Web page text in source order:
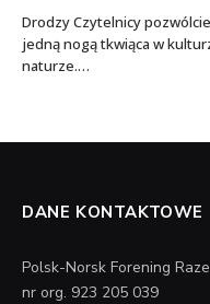
Drodzy Czytelnicy
jedną nogą tkwiąca w
naturze.…
DANE KONTAKTOWE
Polsk-Norsk Forening
nr org. 923 205 039